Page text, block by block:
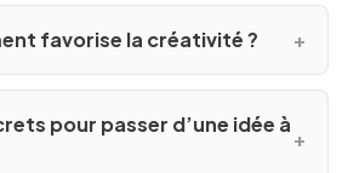
favorise la créativité ?
pour passer d’une idée à